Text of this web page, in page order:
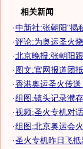
相关新闻
·中新社:张朝阳"揭
·评论:为奥运圣火
·北京晚报:张朝阳
·图文:官网报道团
·香港奥运圣火传
·组图:镜头记录濮
·视频:圣火专机对
·组图:北京奥运会
·圣火专机昨日飞抵